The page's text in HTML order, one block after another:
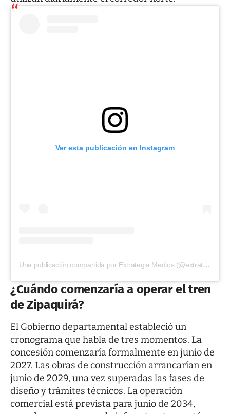
Ver esta publicación en Instagram
Una publicación compartida por Extrategia Medios (@extrategiamedios)
¿Cuándo comenzaría a operar el tren
de Zipaquirá?
El Gobierno departamental estableció un
cronograma que habla de tres momentos. La
concesión comenzaría formalmente en junio de
2027. Las obras de construcción arrancarían en
junio de 2029, una vez superadas las fases de
diseño y trámites técnicos. La operación
comercial está prevista para junio de 2034,